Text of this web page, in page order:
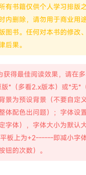
有书籍仅供个人学习排版
内删除，请勿用于商业用
图书。任何对本书的修改
后果。
获得最佳阅读效果，请在
*（多看2.x版本）或*无*
景为预设背景（不要自定
体配色出问题）；字体设
字体），字体大小为默认
板上为+2------即减小字体
钮的次数）。